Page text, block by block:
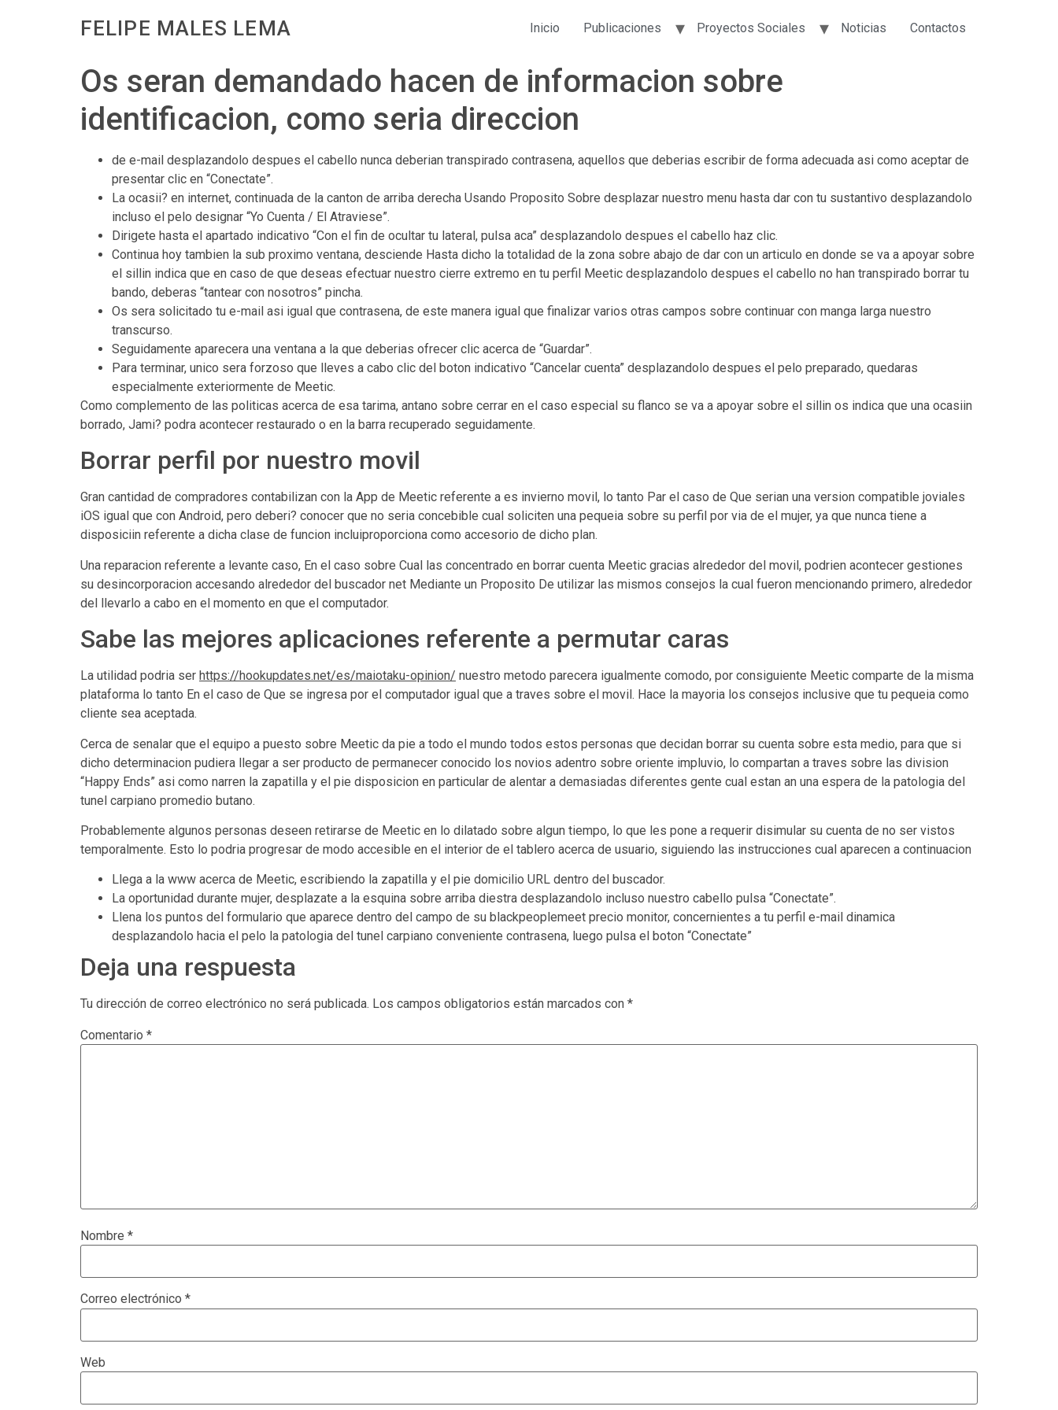
FELIPE MALES LEMA Inicio Publicaciones Proyectos Sociales Noticias Contactos
Os seran demandado hacen de informacion sobre
identificacion, como seri­a direccion
de e-mail desplazandolo despues el cabello nunca deberian transpirado contrasena, aquellos que deberias escribir de forma adecuada asi­ como aceptar de
presentar clic en “Conectate”.
La ocasii? en internet, continuada de la canton de arriba derecha Usando Proposito Sobre desplazar nuestro menu hasta dar con tu sustantivo desplazandolo
incluso el pelo designar “Yo Cuenta / El Atraviese”.
Dirigete hasta el apartado indicativo “Con el fin de ocultar tu lateral, pulsa aca” desplazandolo despues el cabello haz clic.
Continua hoy tambien la sub proximo ventana, desciende Hasta dicho la totalidad de la zona sobre abajo de dar con un articulo en donde se va a apoyar sobre
el silli­n indica que en caso de que deseas efectuar nuestro cierre extremo en tu perfil Meetic desplazandolo despues el cabello no han transpirado borrar tu
bando, deberas “tantear con nosotros” pincha.
Os sera solicitado tu e-mail asi­ igual que contrasena, de este manera igual que finalizar varios otras campos sobre continuar con manga larga nuestro
transcurso.
Seguidamente aparecera una ventana a la que deberias ofrecer clic acerca de “Guardar”.
Para terminar, unico sera forzoso que lleves a cabo clic del boton indicativo “Cancelar cuenta” desplazandolo despues el pelo preparado, quedaras
especialmente exteriormente de Meetic.
Como complemento de las politicas acerca de esa tarima, antano sobre cerrar en el caso especial su flanco se va a apoyar sobre el silli­n os indica que una ocasiin
borrado, Jami? podra acontecer restaurado o en la barra recuperado seguidamente.
Borrar perfil por nuestro movil
Gran cantidad de compradores contabilizan con la App de Meetic referente a es invierno movil, lo tanto Par el caso de Que seri­an una version compatible joviales
iOS igual que con Android, pero deberi? conocer que no seri­a concebible cual soliciten una pequeia sobre su perfil por vi­a de el mujer, ya que nunca tiene a
disposiciin referente a dicha clase de funcion inclui­proporciona como accesorio de dicho plan.
Una reparacion referente a levante caso, En el caso sobre Cual las concentrado en borrar cuenta Meetic gracias alrededor del movil, podri­en acontecer gestiones
su desincorporacion accesando alrededor del buscador net Mediante un Proposito De utilizar las mismos consejos la cual fueron mencionando primero, alrededor
del llevarlo a cabo en el momento en que el computador.
Sabe las mejores aplicaciones referente a permutar caras
La utilidad podri­a ser https://hookupdates.net/es/maiotaku-opinion/ nuestro metodo parecera igualmente comodo, por consiguiente Meetic comparte de la misma
plataforma lo tanto En el caso de Que se ingresa por el computador igual que a traves sobre el movil. Hace la mayori­a los consejos inclusive que tu pequeia como
cliente sea aceptada.
Cerca de senalar que el equipo a puesto sobre Meetic da pie a todo el mundo todos estos personas que decidan borrar su cuenta sobre esta medio, para que si
dicho determinacion pudiera llegar a ser producto de permanecer conocido los novios adentro sobre oriente impluvio, lo compartan a traves sobre las division
“Happy Ends” asi­ como narren la zapatilla y el pie disposicion en particular de alentar a demasiadas diferentes gente cual estan an una espera de la patologi­a del
tunel carpiano promedio butano.
Probablemente algunos personas deseen retirarse de Meetic en lo dilatado sobre algun tiempo, lo que les pone a requerir disimular su cuenta de no ser vistos
temporalmente. Esto lo podri­a progresar de modo accesible en el interior de el tablero acerca de usuario, siguiendo las instrucciones cual aparecen a continuacion
Llega a la www acerca de Meetic, escribiendo la zapatilla y el pie domicilio URL dentro del buscador.
La oportunidad durante mujer, desplazate a la esquina sobre arriba diestra desplazandolo incluso nuestro cabello pulsa “Conectate”.
Llena los puntos del formulario que aparece dentro del campo de su blackpeoplemeet precio monitor, concernientes a tu perfil e-mail dinamica
desplazandolo hacia el pelo la patologi­a del tunel carpiano conveniente contrasena, luego pulsa el boton “Conectate”
Deja una respuesta
Tu dirección de correo electrónico no será publicada. Los campos obligatorios están marcados con *
Comentario *
Nombre *
Correo electrónico *
Web